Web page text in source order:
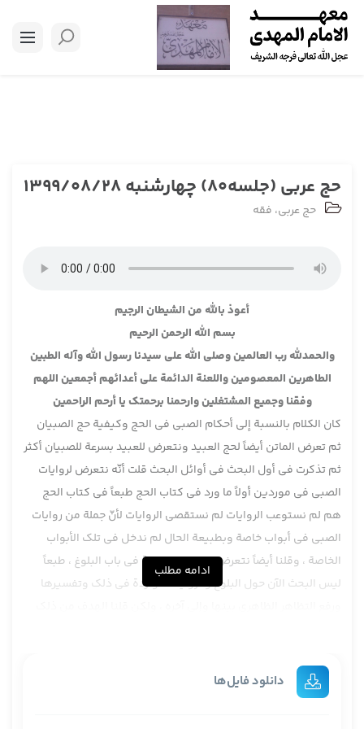
حج عربی (جلسه80) چهارشنبه 1399/08/28
حج عربی، فقه
أعوذ بالله من الشيطان الرجيم
بسم الله الرحمن الرحيم
والحمدلله رب العالمين وصلى الله على سيدنا رسول الله وآله الطبين
الطاهرين المعصومين واللعنة الدائمة على أعدائهم أجمعين اللهم
وفقنا وجميع المشتغلين وارحمنا برحمتك يا أرحم الراحمين
كان الكلام بالنسبة إلى أحكام الصبي في الحج وكيفية حج الصبيان
ثم تعرض الماتن أيضاً لحج العبيد ونتعرض للعبيد بسرعة للصبيان أكثر
ثم تذكرت في أول البحث في أوائل البحث قلت أنّه نتعرض لروايات
الصبي في موردين أولاً ما ورد في كتاب الحج طبعاً في كتاب الحج
هم لم نستوعب الروايات لم نستقصي الروايات لأنّ جملة من روايات
الصبي في أبواب خاصة وبطبيعة الحال لم ندخل في تلك الأبواب
الخاصة ، وقلنا أيضاً نتعرض للروايات الواردة في باب البلوغ ، طبعاً
ليس البحث الآن حول البلوغ والروايات الواردة في ذلك وتفسيرها
السنة صحيح أيضاً وروي عن جملة من الصحابة على رأسهم
أميرالمؤمنين سلام الله عليه ، وتعرضنا أنّه إنصافاً حديث رفع قلم في
ادامه مطلب
دانلود فایل‌ها